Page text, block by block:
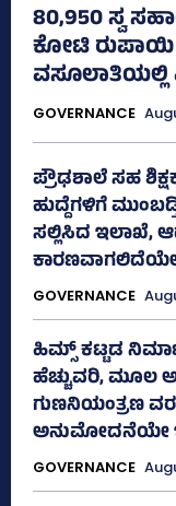
80,950 ಸ್ವ
ಕೋಟಿ ರುಪಾಯಿ
GOVERNANCE
ಪ್ರೌಢಶಾಲೆ ಸಹ
ಹುದ್ದೆಗಳಿಗೆ
ಸಲ್ಲಿಸಿದ ಇಲಾಖೆ,
GOVERNANCE
ಹಿಮ್ಸ್‌ ಕಟ್ಟಡ
ಹೆಚ್ಚುವರಿ, ಮೂಲ
ಗುಣನಿಯಂತ್ರಣ
ಅನುಮೋದನೆಯೇ
GOVERNANCE